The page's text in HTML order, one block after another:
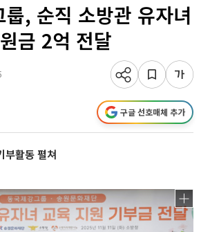
룹, 순직 소방관 유자녀
금 2억 전달
구글 선호매체 추가
부활동 펼쳐